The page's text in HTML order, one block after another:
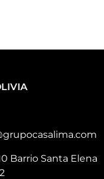
Barrio Santa Elena